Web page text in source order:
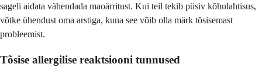
sageli aidata vähendada maoärritust. Kui teil tekib püsiv kõhulahtisus,
võtke ühendust oma arstiga, kuna see võib olla märk tõsisemast
probleemist.
Tõsise allergilise reaktsiooni tunnused